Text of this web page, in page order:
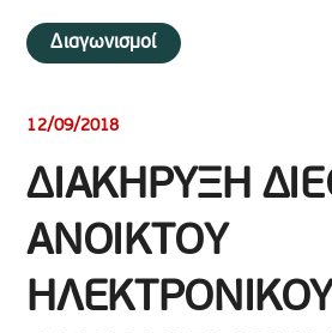
Διαγωνισμοί
12/09/2018
ΔΙΑΚΗΡΥΞΗ
ΑΝΟΙΚΤΟΥ
ΗΛΕΚΤΡΟΝΙΚΟΥ